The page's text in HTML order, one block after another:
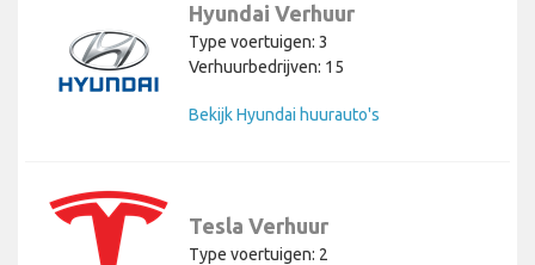
Hyundai Verhuur
Type voertuigen: 3
Verhuurbedrijven: 15
Bekijk Hyundai huurauto's
Tesla Verhuur
Type voertuigen: 2